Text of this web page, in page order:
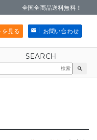
を見る お問い合わせ
全国全商品送料無料！
search